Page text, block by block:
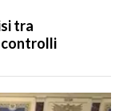
tra
controlli